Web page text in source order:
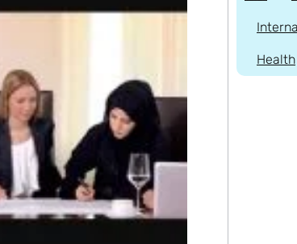
Health